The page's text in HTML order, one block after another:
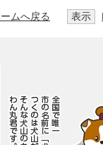
ムへ戻る 表示